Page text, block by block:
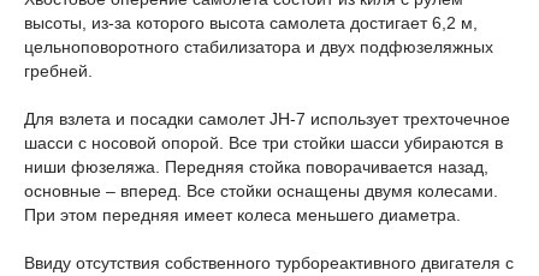
высоты, из-за которого высота самолета достигает 6,2 м,
цельноповоротного стабилизатора и двух подфюзеляжных
гребней.
Для взлета и посадки самолет JH-7 использует трехточечное
шасси с носовой опорой. Все три стойки шасси убираются в
ниши фюзеляжа. Передняя стойка поворачивается назад,
основные – вперед. Все стойки оснащены двумя колесами.
При этом передняя имеет колеса меньшего диаметра.
Ввиду отсутствия собственного турбореактивного двигателя с